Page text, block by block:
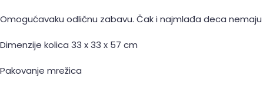
Omogućavaku odličnu zabavu. Čak i najmlađa deca
Dimenzije kolica 33 x 33 x 57 cm
Pakovanje mrežica